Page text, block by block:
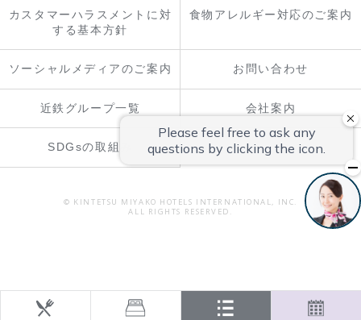
カスタマーハラスメントに対
する基本方針
食物アレルギー対応のご案内
ソーシャルメディアのご案内 お問い合わせ
近鉄グループ一覧 会社案内
SDGsの取組み
© KINTETSU MIYAKO HOTELS INTERNATIONAL, INC.
ALL RIGHTS RESERVED.